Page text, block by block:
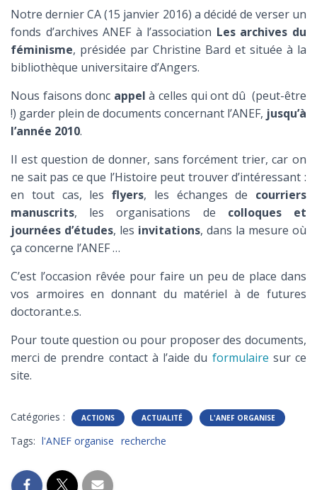
Notre dernier CA (15 janvier 2016) a décidé de verser un
fonds d’archives ANEF à l’association Les archives du
féminisme, présidée par Christine Bard et située à la
bibliothèque universitaire d’Angers.
Nous faisons donc appel à celles qui ont dû (peut-être
!) garder plein de documents concernant l’ANEF, jusqu’à
l’année 2010.
Il est question de donner, sans forcément trier, car on
ne sait pas ce que l’Histoire peut trouver d’intéressant :
en tout cas, les flyers, les échanges de courriers
manuscrits, les organisations de colloques et
journées d’études, les invitations, dans la mesure où
ça concerne l’ANEF …
C’est l’occasion rêvée pour faire un peu de place dans
vos armoires en donnant du matériel à de futures
doctorant.e.s.
Pour toute question ou pour proposer des documents,
merci de prendre contact à l’aide du formulaire sur ce
site.
Catégories : ACTIONS ACTUALITÉ L'ANEF ORGANISE
Tags: l'ANEF organise recherche